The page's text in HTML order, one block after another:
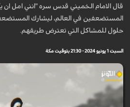
قال الامام الخميني قدس سره "انني امل
المستضعفين في العالم، ليشارك
حلول للمشاكل التي تعترض طريقهم.
السبت 1 يونيو 2024 - 21:30 بتوقيت مكة